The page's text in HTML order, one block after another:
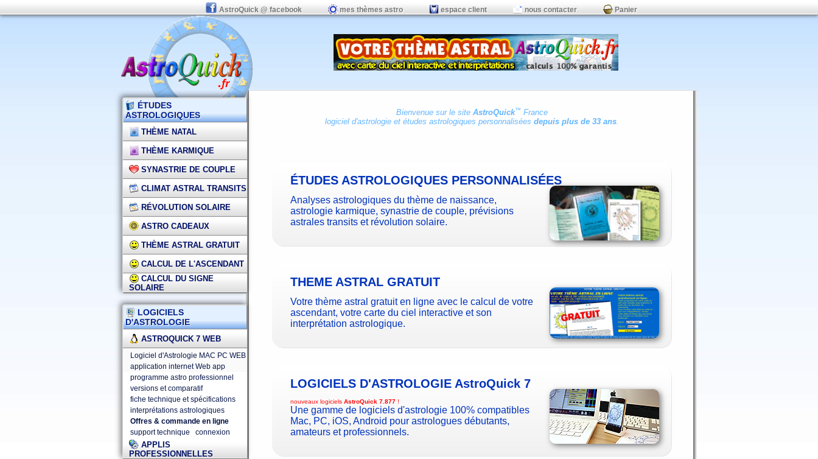
AstroQuick @ facebook mes thèmes astro espace client nous contacter Panier
ÉTUDES
ASTROLOGIQUES
THÈME NATAL
THÈME KARMIQUE
SYNASTRIE DE COUPLE
CLIMAT ASTRAL TRANSITS
RÉVOLUTION SOLAIRE
ASTRO CADEAUX
THÈME ASTRAL GRATUIT
CALCUL DE L'ASCENDANT
CALCUL DU SIGNE
SOLAIRE
LOGICIELS
D'ASTROLOGIE
ASTROQUICK 7 WEB
Logiciel d'Astrologie MAC PC WEB
application internet Web app
programme astro professionnel
versions et comparatif
fiche technique et spécifications
interprétations astrologiques
Offres & commande en ligne
support technique
connexion
APPLIS
PROFESSIONNELLES
Bienvenue sur le site AstroQuick™ France
logiciel d'astrologieet études astrologiques personnalisées depuis plus de 33 ans.
ÉTUDES ASTROLOGIQUES PERSONNALISÉES
Analyses astrologiques du thème de naissance,
astrologie karmique, synastrie de couple, prévisions
astrales transits et révolution solaire.
THEME ASTRAL GRATUIT
Votre thème astral gratuit en ligne avec le calcul de votre
ascendant, votre carte du ciel interactive et son
interprétation astrologique.
LOGICIELS D'ASTROLOGIE AstroQuick 7
nouveaux logiciels AstroQuick 7.877 !
Une gamme de logiciels d'astrologie 100% compatibles
Mac, PC, iOS, Android pour astrologues débutants,
amateurs et professionnels.